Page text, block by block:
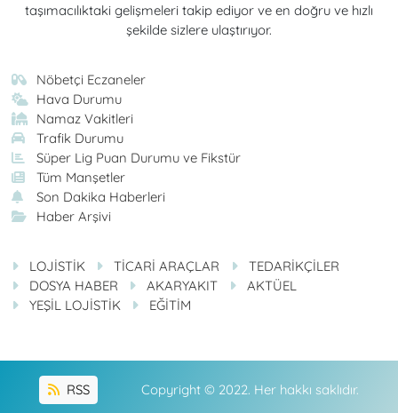
taşımacılıktaki gelişmeleri takip ediyor ve en doğru ve hızlı
şekilde sizlere ulaştırıyor.
Nöbetçi Eczaneler
Hava Durumu
Namaz Vakitleri
Trafik Durumu
Süper Lig Puan Durumu ve Fikstür
Tüm Manşetler
Son Dakika Haberleri
Haber Arşivi
LOJİSTİK TİCARİ ARAÇLAR
TEDARİKÇİLER
DOSYA HABER
AKARYAKIT
AKTÜEL
YEŞİL LOJİSTİK
EĞİTİM
RSS Copyright © 2022. Her hakkı saklıdır.